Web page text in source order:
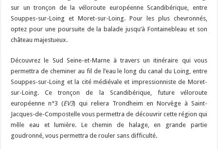
sur un tronçon de la véloroute européenne Scandibérique, entre
Souppes-sur-Loing et Moret-sur-Loing. Pour les plus chevronnés,
optez pour une poursuite de la balade jusqu’à Fontainebleau et son
château majestueux.
Découvrez le Sud Seine-et-Marne à travers un itinéraire qui vous
permettra de cheminer au fil de l’eau le long du canal du Loing, entre
Souppes-sur-Loing et la cité médiévale et impressionniste de Moret-
sur-Loing. Ce tronçon de la Scandibérique, future véloroute
européenne n°3 (EV3) qui reliera Trondheim en Norvège à Saint-
Jacques-de-Compostelle vous permettra de découvrir cette région qui
mêle eau et lumière. Le chemin de halage, en grande partie
goudronné, vous permettra de rouler sans difficulté.